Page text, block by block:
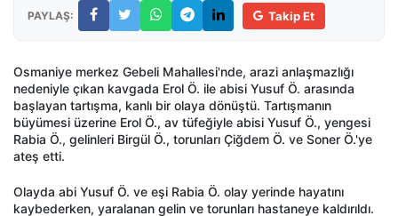
PAYLAŞ: Takip Et
Osmaniye merkez Gebeli Mahallesi'nde, arazi anlaşmazlığı
nedeniyle çıkan kavgada Erol Ö. ile abisi Yusuf Ö. arasında
başlayan tartışma, kanlı bir olaya dönüştü. Tartışmanın
büyümesi üzerine Erol Ö., av tüfeğiyle abisi Yusuf Ö., yengesi
Rabia Ö., gelinleri Birgül Ö., torunları Çiğdem Ö. ve Soner Ö.'ye
ateş etti.
Olayda abi Yusuf Ö. ve eşi Rabia Ö. olay yerinde hayatını
kaybederken, yaralanan gelin ve torunları hastaneye kaldırıldı.